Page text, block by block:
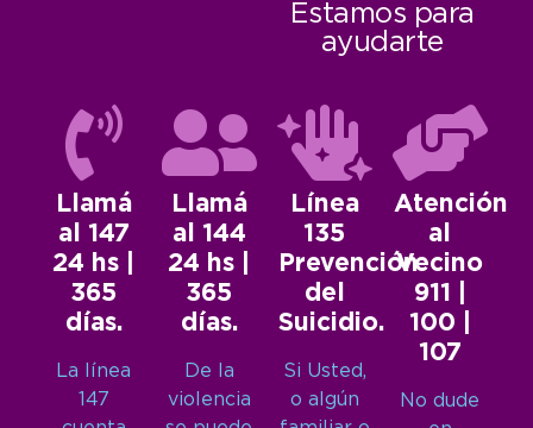
Estamos para
ayudarte
Llamá
al 147
24 hs |
365
días.
La línea
147
Llamá
al 144
24 hs |
365
días.
De la
violencia
Línea
135
Prevención
del
Suicidio.
Si Usted,
o algún
Atención
al
Vecino
911 |
100 |
107
No dude